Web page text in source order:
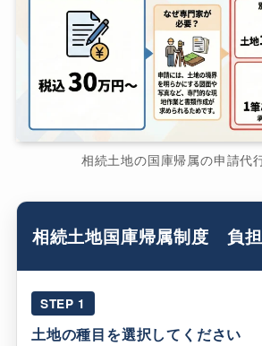
相続土地の国庫帰属の申請代
相続土地国庫帰属制度 負
STEP 1
土地の種目を選択してください